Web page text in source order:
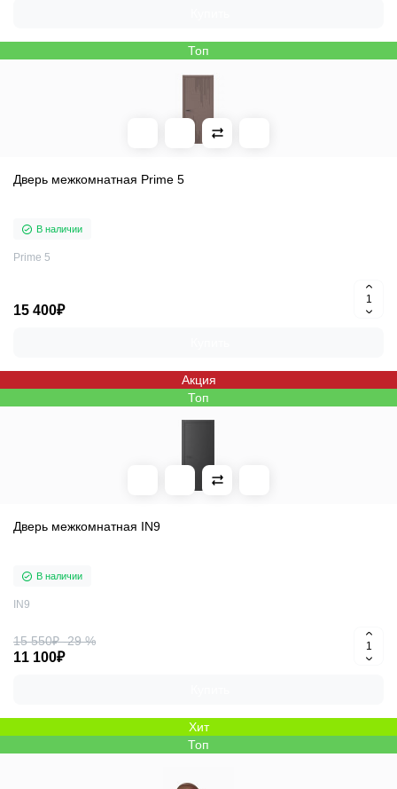
Топ
Дверь межкомнатная Prime 5
В наличии
Prime 5
15 400₽
Акция
Топ
Дверь межкомнатная IN9
В наличии
IN9
15 550₽ -29 %
11 100₽
Хит
Топ